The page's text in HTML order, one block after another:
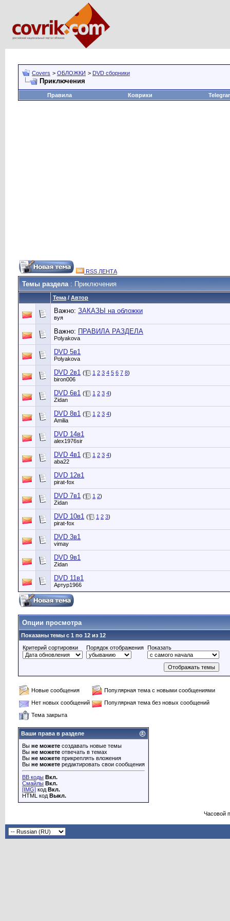
Covers > ОБЛОЖКИ > DVD сборники
Приключения
Правила Коврики
RSS ЛЕНТА
Темы раздела: Приключения
Тема / Автор
Важно: ЗАКАЗЫ на обложки
вуя
Важно: ПРАВИЛА РАЗДЕЛА
Polyakova
DVD 5в1
Polyakova
DVD 2в1 ( 1 2 3 4 5 6 7 8)
biron006
DVD 6в1 ( 1 2 3 4)
Zidan
DVD 8в1 ( 1 2 3 4)
Amilia
DVD 14в1
alex1976sir
DVD 4в1 ( 1 2 3 4)
aba22
DVD 12в1
pirat-fox
DVD 7в1 ( 1 2)
Zidan
DVD 10в1 ( 1 2 3)
pirat-fox
DVD 3в1
vimay
DVD 9в1
Zidan
DVD 11в1
Артур1966
Опции просмотра
Показаны темы с 1 по 12 из 12
Критерий сортировки
Порядок отображения Показать
Новые сообщения
Популярная тема с новыми сообщениями
Нет новых сообщений
Популярная тема без новых сообщений
Тема закрыта
Ваши права в разделе
Вы не можете создавать новые темы
Вы не можете отвечать в темах
Вы не можете прикреплять вложения
Вы не можете редактировать свои сообщения
BB коды Вкл.
Смайлы Вкл.
[IMG] код Вкл.
HTML код Выкл.
Часовой